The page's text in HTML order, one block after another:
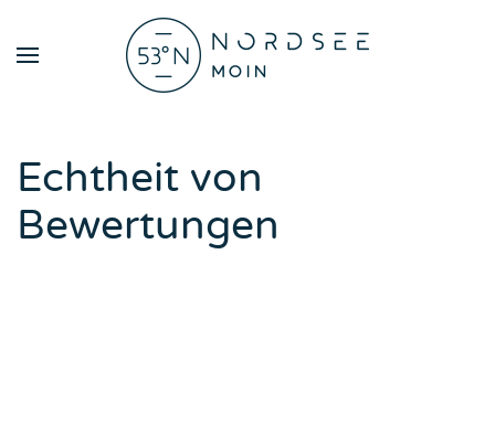
Zum Hauptinhalt springen
Echtheit von
Bewertungen